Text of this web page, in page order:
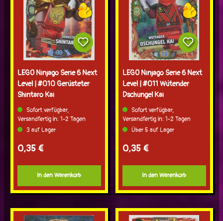
LEGO Ninjago Serie 6 Next
Level | #010 Gerüsteter
Shintaro Kai
Sofort verfügbar,
Versandfertig in: 1-2 Tagen
3 auf Lager
Regulärer Preis:
0,35 €
In den Warenkorb
LEGO Ninjago Serie 6 Next
Level | #011 Wütender
Dschungel Kai
Sofort verfügbar,
Versandfertig in: 1-2 Tagen
Über 5 auf Lager
Regulärer Preis:
0,35 €
In den Warenkorb